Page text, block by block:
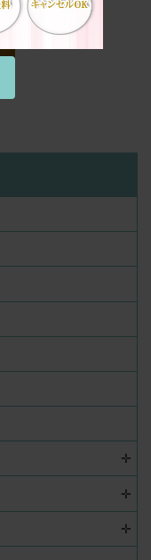
✛
✛
✛